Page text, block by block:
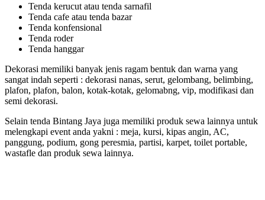
Tenda kerucut atau tenda sarnafil
Tenda cafe atau tenda bazar
Tenda konfensional
Tenda roder
Tenda hanggar
Dekorasi memiliki banyak jenis ragam bentuk dan warna yang
sangat indah seperti : dekorasi nanas, serut, gelombang, belimbing,
plafon, plafon, balon, kotak-kotak, gelomabng, vip, modifikasi dan
semi dekorasi.
Selain tenda Bintang Jaya juga memiliki produk sewa lainnya untuk
melengkapi event anda yakni : meja, kursi, kipas angin, AC,
panggung, podium, gong peresmia, partisi, karpet, toilet portable,
wastafle dan produk sewa lainnya.